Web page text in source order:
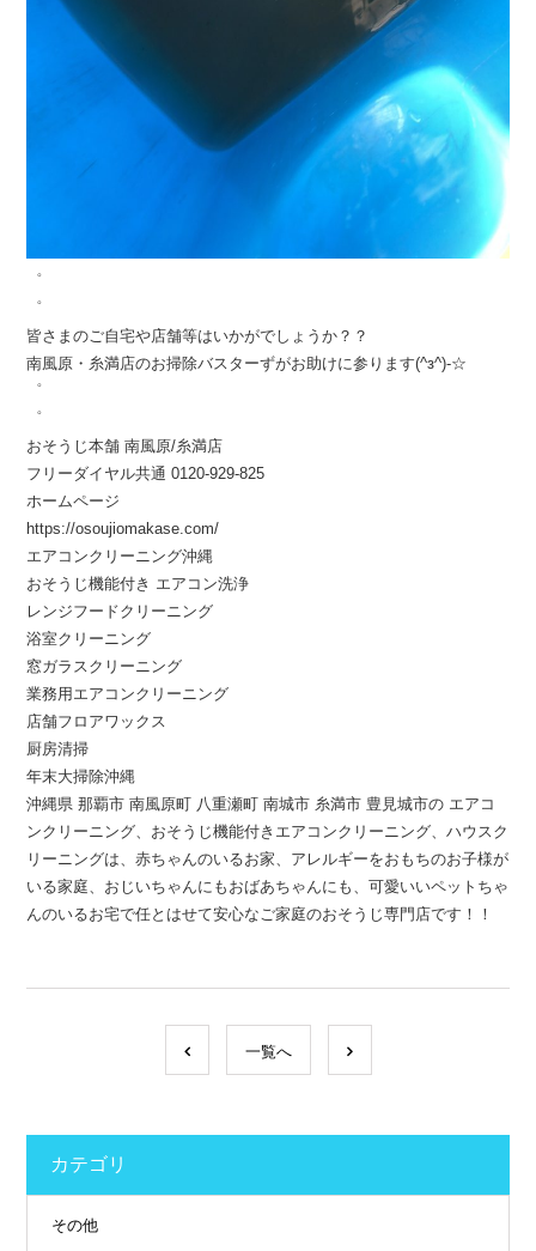
゜
゜
皆さまのご自宅や店舗等はいかがでしょうか？？
南風原・糸満店のお掃除バスターずがお助けに参ります(^з^)-☆
゜
゜
おそうじ本舗 南風原/糸満店
フリーダイヤル共通 0120-929-825
ホームページ
https://osoujiomakase.com/
エアコンクリーニング沖縄
おそうじ機能付き エアコン洗浄
レンジフードクリーニング
浴室クリーニング
窓ガラスクリーニング
業務用エアコンクリーニング
店舗フロアワックス
厨房清掃
年末大掃除沖縄
沖縄県 那覇市 南風原町 八重瀬町 南城市 糸満市 豊見城市の エアコ
ンクリーニング、おそうじ機能付きエアコンクリーニング、ハウスク
リーニングは、赤ちゃんのいるお家、アレルギーをおもちのお子様が
いる家庭、おじいちゃんにもおばあちゃんにも、可愛いいペットちゃ
んのいるお宅で任とはせて安心なご家庭のおそうじ専門店です！！
一覧へ
カテゴリ
その他